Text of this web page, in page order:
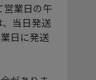
営業日の午
当日発送
日に発送